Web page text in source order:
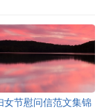
女节慰问信范文集锦